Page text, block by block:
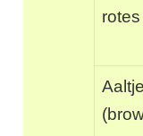
Aaltje